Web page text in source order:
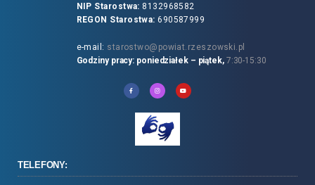
NIP Starostwa: 8132968582
REGON Starostwa: 690587999
e-mail: starostwo@powiat.rzeszowski.pl
Godziny pracy: poniedziałek – piątek, 7:30-15:30
TELEFONY: